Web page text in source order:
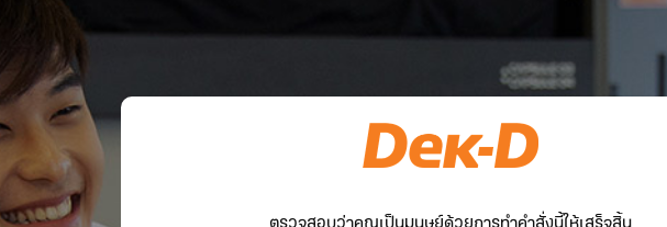
ตรวจสอบว่าคุณเป็นมนุษย์ด้วยการทำคำสั่งนี้ให้เสร็จสิ้น